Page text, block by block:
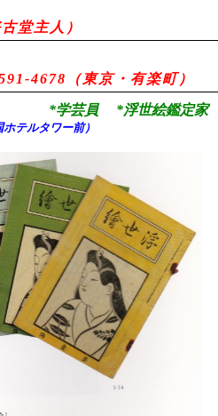
堂主人）
4678（東京・有楽町）
表 *学芸員 *浮世絵鑑定家
ホテルタワー前）